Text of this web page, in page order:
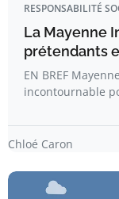
RESPONSABILITÉ
La Mayenne
prétendants
EN BREF
incontournable
Chloé Caron